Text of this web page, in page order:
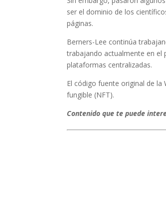
ser el dominio de los
páginas.
Berners-Lee continúa
trabajando actualmente en el
plataformas centralizadas.
El código fuente original de
fungible (NFT).
Contenido que te puede